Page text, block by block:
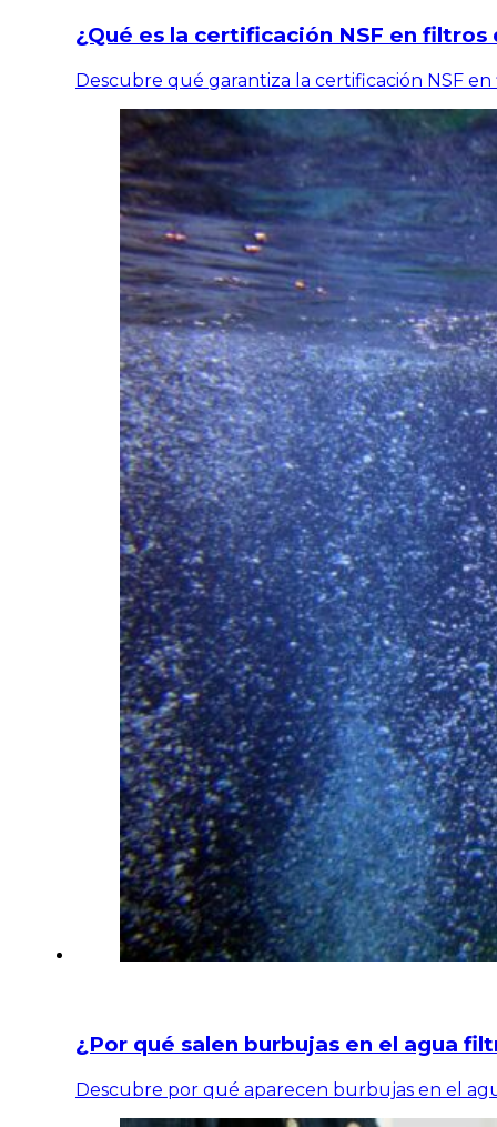
¿Qué es la certificación NSF en
Descubre qué garantiza la certificación NSF
¿Por qué salen burbujas en el agua
Descubre por qué aparecen burbujas en el